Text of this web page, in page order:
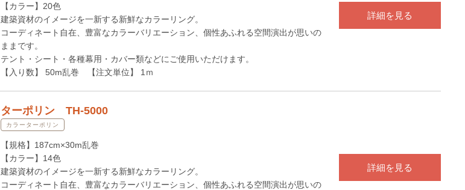
【カラー】20色
建築資材のイメージを一新する新鮮なカラーリング。
コーディネート自在、豊富なカラーバリエーション、個性あふれる空間演出が思いの
ままです。
テント・シート・各種幕用・カバー類などにご使用いただけます。
【入り数】 50m乱巻 【注文単位】 1ｍ
詳細を見る
ターポリン TH-5000
カラーターポリン
【規格】187cm×30m乱巻
【カラー】14色
建築資材のイメージを一新する新鮮なカラーリング。
コーディネート自在、豊富なカラーバリエーション、個性あふれる空間演出が思いの
詳細を見る